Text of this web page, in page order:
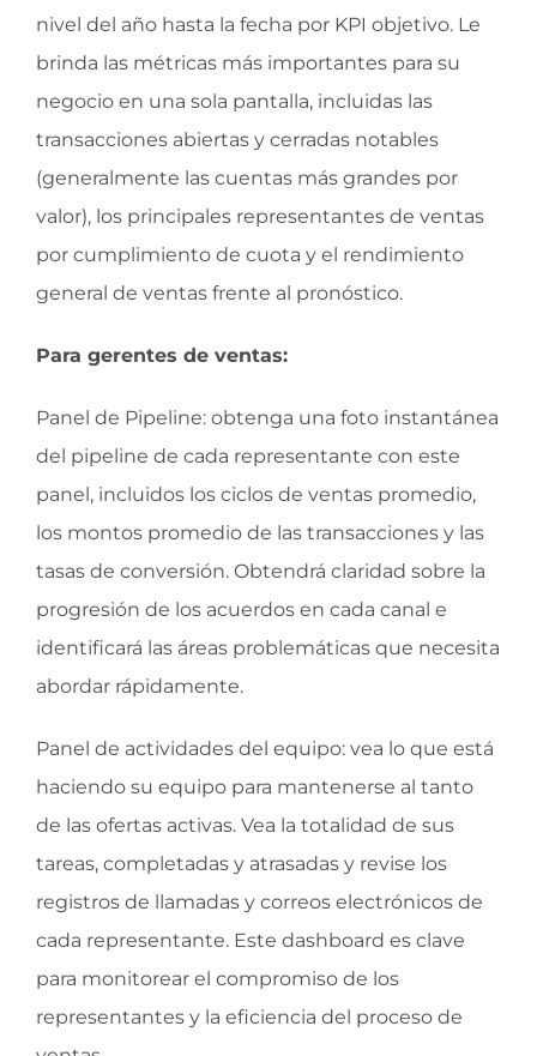
nivel del año hasta la fecha por KPI objetivo. Le
brinda las métricas más importantes para su
negocio en una sola pantalla, incluidas las
transacciones abiertas y cerradas notables
(generalmente las cuentas más grandes por
valor), los principales representantes de ventas
por cumplimiento de cuota y el rendimiento
general de ventas frente al pronóstico.
Para gerentes de ventas:
Panel de Pipeline: obtenga una foto instantánea
del pipeline de cada representante con este
panel, incluidos los ciclos de ventas promedio,
los montos promedio de las transacciones y las
tasas de conversión. Obtendrá claridad sobre la
progresión de los acuerdos en cada canal e
identificará las áreas problemáticas que necesita
abordar rápidamente.
Panel de actividades del equipo: vea lo que está
haciendo su equipo para mantenerse al tanto
de las ofertas activas. Vea la totalidad de sus
tareas, completadas y atrasadas y revise los
registros de llamadas y correos electrónicos de
cada representante. Este dashboard es clave
para monitorear el compromiso de los
representantes y la eficiencia del proceso de